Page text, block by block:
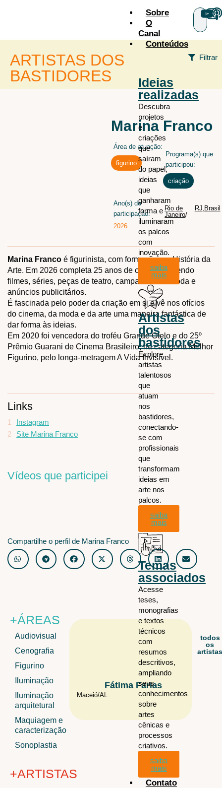
Sobre
O
Canal
Conteúdos
Ideias
realizadas
Descubra
projetos
e
criações
que
saíram
do papel,
ideias
que
ganharam
forma e
iluminaram
os palcos
com
inovação.
saiba
mais
Artistas
dos
bastidores
Explore
artistas
talentosos
que
atuam
nos
bastidores,
conectando-
se com
profissionais
que
transformam
ideias em
arte nos
palcos.
saiba
mais
Temas
associados
Acesse
teses,
monografias
e textos
técnicos
com
resumos
descritivos,
ampliando
seus
conhecimentos
sobre
artes
cênicas e
processos
criativos.
saiba
mais
Contato
ARTISTAS DOS
BASTIDORES
Filtrar
todos os
artistas
Marina Franco
Área de atuação:
figurino
Programa(s) que
participou:
criação
Rio de
Janeiro/
RJ,Brasil
Ano(s) de
participação:
2026
Marina Franco é figurinista, com formação em História da
Arte. Em 2026 completa 25 anos de carrreira fazendo
filmes, séries, peças de teatro, campanhas de moda e
anúncios publicitários.
É fascinada pelo poder da criação em si e vê nos ofícios
do cinema, da moda e da arte uma maneira fantástica de
dar forma às ideias.
Em 2020 foi vencedora do troféu Grande Otelo e do 25º
Prêmio Guarani de Cinema Brasileiro, na categoria Melhor
Figurino, pelo longa-metragem A Vida Invisível.
Links
1
Instagram
2
Site Marina Franco
Vídeos que participei
Compartilhe o perfil de Marina Franco
+ÁREAS
Audiovisual
Cenografia
Figurino
Iluminação
Iluminação
arquitetural
Maquiagem e
caracterização
Sonoplastia
+ARTISTAS
Fátima Farias
Maceió/AL
todos
os